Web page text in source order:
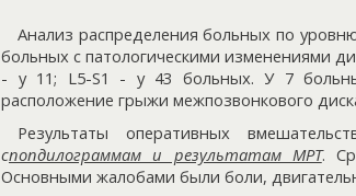
Анализ распределения больных по
больных с патологическими изменениями
- у 11; L5-S1 - у 43 больных. У 7
расположение грыжи межпозвонкового
Результаты оперативных
спопдилограммам и результатам МРТ.
Основными жалобами были боли,